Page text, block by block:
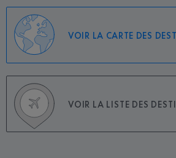
VOIR LA CARTE DES
VOIR LA LISTE DES